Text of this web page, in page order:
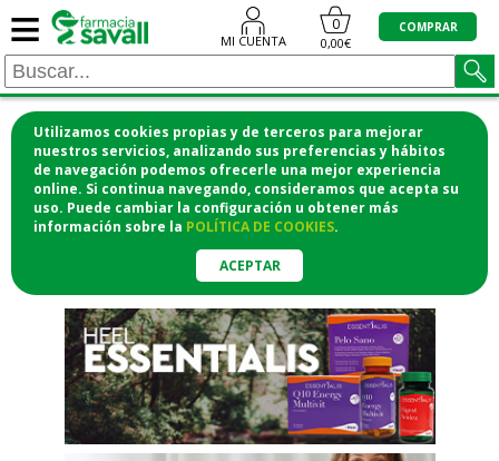
Utilizamos cookies propias y de terceros para mejorar
nuestros servicios, analizando sus preferencias y hábitos
de navegación podemos ofrecerle una mejor experiencia
online. Si continua navegando, consideramos que acepta su
uso. Puede cambiar la configuración u obtener más
información sobre la POLÍTICA DE COOKIES.
ACEPTAR
≡ MI CUENTA
0
0,00€
COMPRAR
¡COMPRA CÓMODAMENTE
DESDE CASA Y RECOGE EN LA
FARMACIA!o si lo prefieres te lo mandamos
a casa